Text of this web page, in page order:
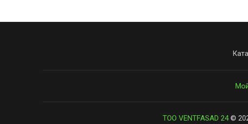
ТОО VENTFASAD 24©